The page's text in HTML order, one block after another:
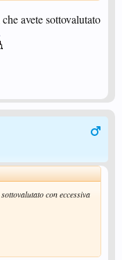
avete sottovalutato
con eccessiva